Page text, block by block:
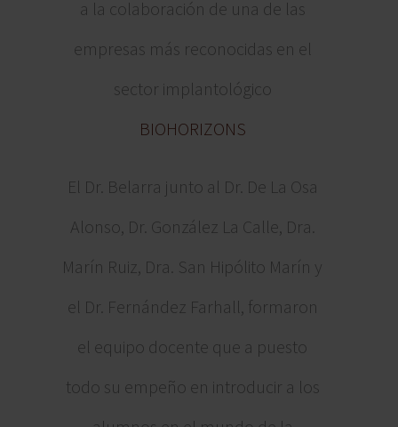
a la colaboración de una de las
empresas más reconocidas en el
sector implantológico
BIOHORIZONS
El Dr. Belarra junto al Dr. De La Osa
Alonso, Dr. González La Calle, Dra.
Marín Ruiz, Dra. San Hipólito Marín y
el Dr. Fernández Farhall, formaron
el equipo docente que a puesto
todo su empeño en introducir a los